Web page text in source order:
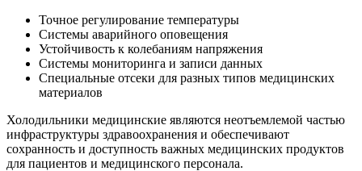
Точное регулирование температуры
Системы аварийного оповещения
Устойчивость к колебаниям напряжения
Системы мониторинга и записи данных
Специальные отсеки для разных типов медицинских
материалов
Холодильники медицинские являются неотъемлемой частью
инфраструктуры здравоохранения и обеспечивают
сохранность и доступность важных медицинских продуктов
для пациентов и медицинского персонала.